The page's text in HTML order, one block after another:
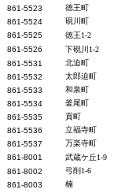
861-5523
徳王町
861-5524
硯川町
861-5525
徳王1-2
861-5526
下硯川1-2
861-5531
北迫町
861-5532
太郎迫町
861-5533
和泉町
861-5534
釜尾町
861-5535
貢町
861-5536
立福寺町
861-5537
万楽寺町
861-8001 武蔵ケ丘1-9
861-8002
弓削1-6
861-8003
楠